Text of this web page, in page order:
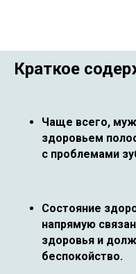
Краткое
Чаще всего,
здоровьем
с проблемами
Состояние
напрямую
здоровья и
беспокойство.